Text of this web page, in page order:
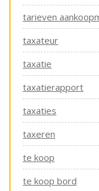
tarieven
taxateur
taxatie
taxatierapport
taxaties
taxeren
te koop
te koop bord